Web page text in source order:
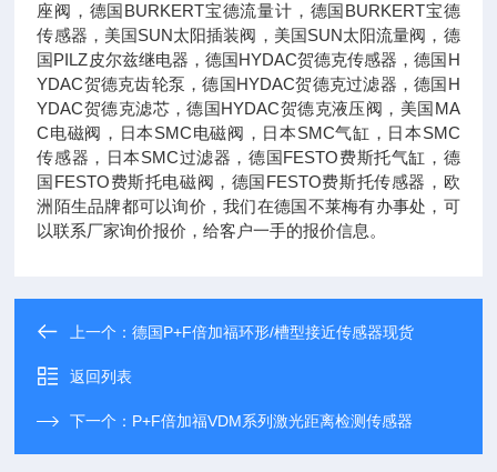
座阀，德国BURKERT宝德流量计，德国BURKERT宝德
传感器，美国SUN太阳插装阀，美国SUN太阳流量阀，德
国PILZ皮尔兹继电器，德国HYDAC贺德克传感器，德国H
YDAC贺德克齿轮泵，德国HYDAC贺德克过滤器，德国H
YDAC贺德克滤芯，德国HYDAC贺德克液压阀，美国MA
C电磁阀，日本SMC电磁阀，日本SMC气缸，日本SMC
传感器，日本SMC过滤器，德国FESTO费斯托气缸，德
国FESTO费斯托电磁阀，德国FESTO费斯托传感器，欧
洲陌生品牌都可以询价，我们在德国不莱梅有办事处，可
以联系厂家询价报价，给客户一手的报价信息。
上一个：德国P+F倍加福环形/槽型接近传感器现货
返回列表
下一个： P+F倍加福VDM系列激光距离检测传感器